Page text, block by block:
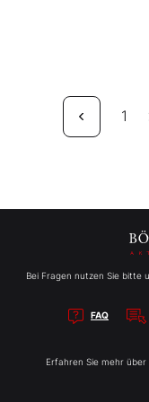
1
Bei Fragen nutzen Sie bitte
FAQ
Erfahren Sie mehr